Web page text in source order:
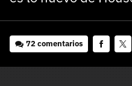
72 comentarios
Recupera tu